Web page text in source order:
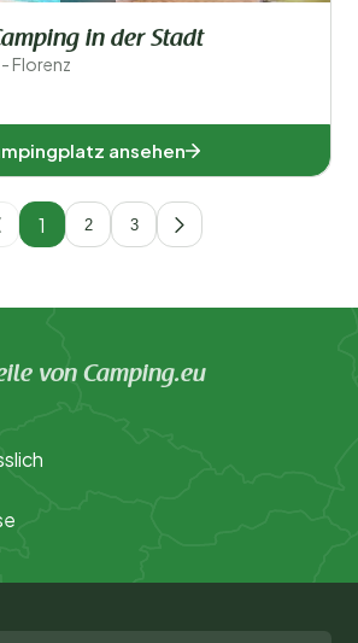
in der Stadt
Florenz
ansehen
1 2 3
von Camping.eu